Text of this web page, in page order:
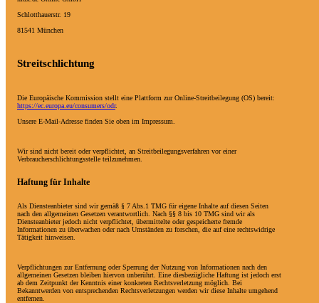
Schlotthauerstr. 19
81541 München
Streitschlichtung
Die Europäische Kommission stellt eine Plattform zur Online-Streitbeilegung (OS) bereit:
https://ec.europa.eu/consumers/odr.
Unsere E-Mail-Adresse finden Sie oben im Impressum.
Wir sind nicht bereit oder verpflichtet, an Streitbeilegungsverfahren vor einer
Verbraucherschlichtungsstelle teilzunehmen.
Haftung für Inhalte
Als Diensteanbieter sind wir gemäß § 7 Abs.1 TMG für eigene Inhalte auf diesen Seiten
nach den allgemeinen Gesetzen verantwortlich. Nach §§ 8 bis 10 TMG sind wir als
Diensteanbieter jedoch nicht verpflichtet, übermittelte oder gespeicherte fremde
Informationen zu überwachen oder nach Umständen zu forschen, die auf eine rechtswidrige
Tätigkeit hinweisen.
Verpflichtungen zur Entfernung oder Sperrung der Nutzung von Informationen nach den
allgemeinen Gesetzen bleiben hiervon unberührt. Eine diesbezügliche Haftung ist jedoch erst
ab dem Zeitpunkt der Kenntnis einer konkreten Rechtsverletzung möglich. Bei
Bekanntwerden von entsprechenden Rechtsverletzungen werden wir diese Inhalte umgehend
entfernen.